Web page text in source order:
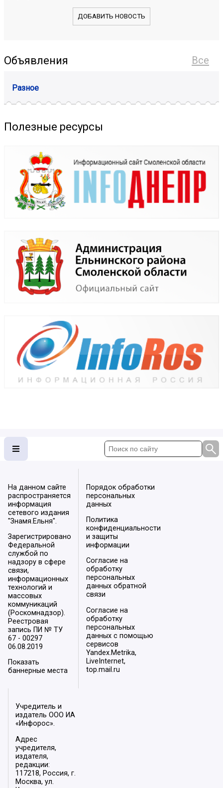
ДОБАВИТЬ НОВОСТЬ
Все
Объявления
Разное
Полезные ресурсы
На данном сайте
распространяется
информация
сетевого издания
"Знамя.Ельня".
Зарегистрировано
Федеральной
службой по
надзору в сфере
связи,
информационных
технологий и
массовых
коммуникаций
(Роскомнадзор).
Реестровая
запись ПИ № ТУ
67 - 00297
06.08.2019
Показать
баннерные места
Порядок обработки
персональных
данных
Политика
конфиденциальности
и защиты
информации
Согласие на
обработку
персональных
данных обратной
связи
Согласие на
обработку
персональных
данных с помощью
сервисов
Yandex.Metrika,
LiveInternet,
top.mail.ru
Учредитель и
издатель ООО ИА
«Инфорос».
Адрес
учредителя,
издателя,
редакции:
117218, Россия, г.
Москва, ул.